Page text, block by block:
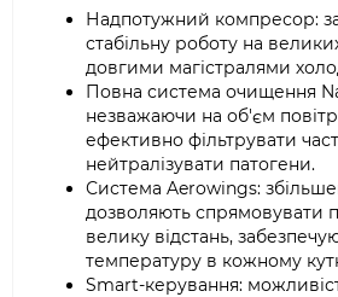
Надпотужний компресор:
стабільну роботу на
довгими магістралями
Повна система очищення
незважаючи на об'єм
ефективно фільтрувати
нейтралізувати патогени.
Система Aerowings:
дозволяють спрямовувати
велику відстань,
температуру в кожному
Smart-керування: